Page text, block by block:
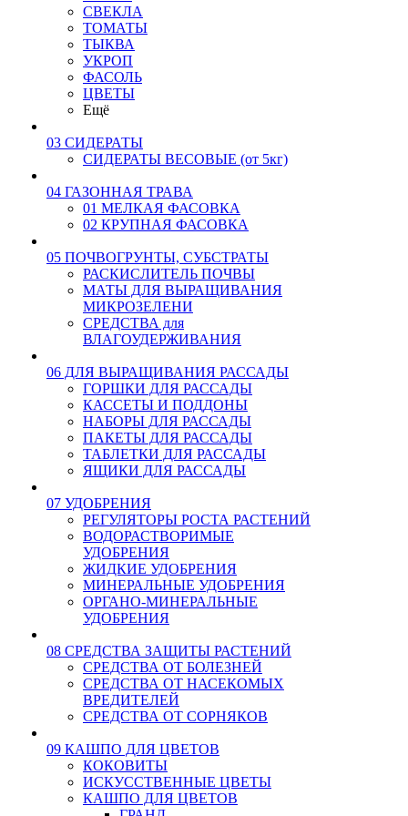
СВЕКЛА
ТОМАТЫ
ТЫКВА
УКРОП
ФАСОЛЬ
ЦВЕТЫ
Ещё
03 СИДЕРАТЫ
СИДЕРАТЫ ВЕСОВЫЕ (от 5кг)
04 ГАЗОННАЯ ТРАВА
01 МЕЛКАЯ ФАСОВКА
02 КРУПНАЯ ФАСОВКА
05 ПОЧВОГРУНТЫ, СУБСТРАТЫ
РАСКИСЛИТЕЛЬ ПОЧВЫ
МАТЫ ДЛЯ ВЫРАЩИВАНИЯ
МИКРОЗЕЛЕНИ
СРЕДСТВА для
ВЛАГОУДЕРЖИВАНИЯ
06 ДЛЯ ВЫРАЩИВАНИЯ РАССАДЫ
ГОРШКИ ДЛЯ РАССАДЫ
КАССЕТЫ И ПОДДОНЫ
НАБОРЫ ДЛЯ РАССАДЫ
ПАКЕТЫ ДЛЯ РАССАДЫ
ТАБЛЕТКИ ДЛЯ РАССАДЫ
ЯЩИКИ ДЛЯ РАССАДЫ
07 УДОБРЕНИЯ
РЕГУЛЯТОРЫ РОСТА РАСТЕНИЙ
ВОДОРАСТВОРИМЫЕ
УДОБРЕНИЯ
ЖИДКИЕ УДОБРЕНИЯ
МИНЕРАЛЬНЫЕ УДОБРЕНИЯ
ОРГАНО-МИНЕРАЛЬНЫЕ
УДОБРЕНИЯ
08 СРЕДСТВА ЗАЩИТЫ РАСТЕНИЙ
СРЕДСТВА ОТ БОЛЕЗНЕЙ
СРЕДСТВА ОТ НАСЕКОМЫХ
ВРЕДИТЕЛЕЙ
СРЕДСТВА ОТ СОРНЯКОВ
09 КАШПО ДЛЯ ЦВЕТОВ
КОКОВИТЫ
ИСКУССТВЕННЫЕ ЦВЕТЫ
КАШПО ДЛЯ ЦВЕТОВ